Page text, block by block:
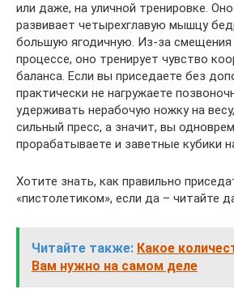
или даже, на уличной тренировке.
развивает четырехглавую мышцу
большую ягодичную. Из-за смещения
процессе, оно тренирует чувство
баланса. Если вы приседаете без
практически не нагружаете
удерживать нерабочую ножку на
сильный пресс, а значит, вы
прорабатываете и заветные кубики
Хотите знать, как правильно
«пистолетиком», если да – читайте
Читайте также: Какое
Вам нужно на самом деле